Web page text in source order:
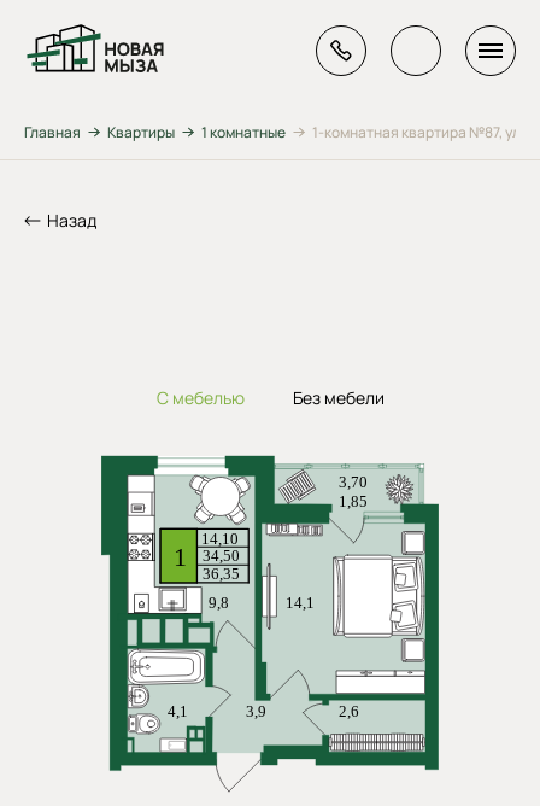
Главная Квартиры 1 комнатные 1-комнатная квартира №87, ул.
Назад
С мебелью Без мебели